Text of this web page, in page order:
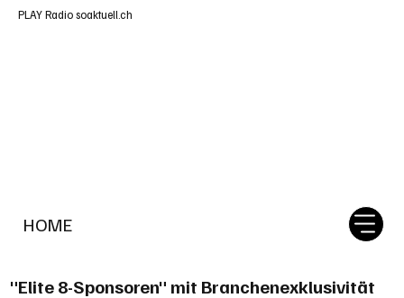
HOME
PLAY Radio soaktuell.ch
"Elite 8-Sponsoren" mit Branchenexklusivität